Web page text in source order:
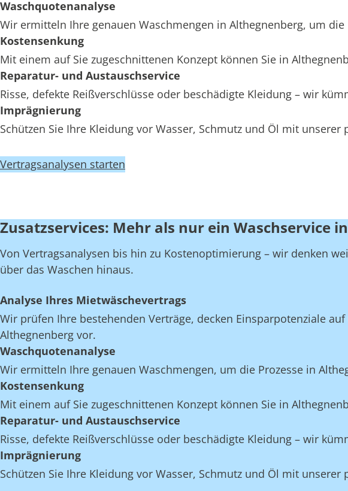
Waschquotenanalyse
Wir ermitteln Ihre genauen Waschmengen in Althegnenberg, um
Kostensenkung
Mit einem auf Sie zugeschnittenen Konzept können Sie in
Reparatur- und Austauschservice
Risse, defekte Reißverschlüsse oder beschädigte Kleidung – wir
Imprägnierung
Schützen Sie Ihre Kleidung vor Wasser, Schmutz und Öl mit
Vertragsanalysen starten
Zusatzservices: Mehr als nur ein Waschservice
Von Vertragsanalysen bis hin zu Kostenoptimierung – wir denken
über das Waschen hinaus.
Analyse Ihres Mietwäschevertrags
Wir prüfen Ihre bestehenden Verträge, decken Einsparpotenziale
Althegnenberg vor.
Waschquotenanalyse
Wir ermitteln Ihre genauen Waschmengen, um die Prozesse in
Kostensenkung
Mit einem auf Sie zugeschnittenen Konzept können Sie in
Reparatur- und Austauschservice
Risse, defekte Reißverschlüsse oder beschädigte Kleidung – wir
Imprägnierung
Schützen Sie Ihre Kleidung vor Wasser, Schmutz und Öl mit